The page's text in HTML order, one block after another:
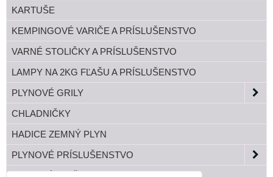
KARTUŠE
KEMPINGOVÉ VARIČE A PRÍSLUŠENSTVO
VARNÉ STOLIČKY A PRÍSLUŠENSTVO
LAMPY NA 2KG FĽAŠU A PRÍSLUŠENSTVO
PLYNOVÉ GRILY
CHLADNIČKY
HADICE ZEMNÝ PLYN
PLYNOVÉ PRÍSLUŠENSTVO